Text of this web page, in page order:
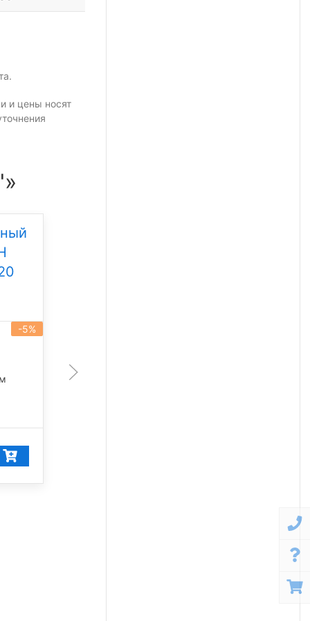
и цены носят
-5%